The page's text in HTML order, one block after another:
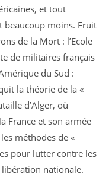
et tout
beaucoup moins. Fruit
de la Mort : l’Ecole
de militaires français
du Sud :
la théorie de la «
d’Alger, où
France et son armée
méthodes de «
pour lutter contre les
nationale.